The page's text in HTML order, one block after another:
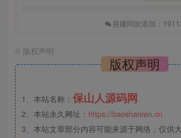
搭建同款添加：
© 版权声明
版权声明
1、本站名称： 保山人源码网
2、本站永久网址： https://baoshanren.cn
3、本站文章部分内容可能来源于网络，仅供